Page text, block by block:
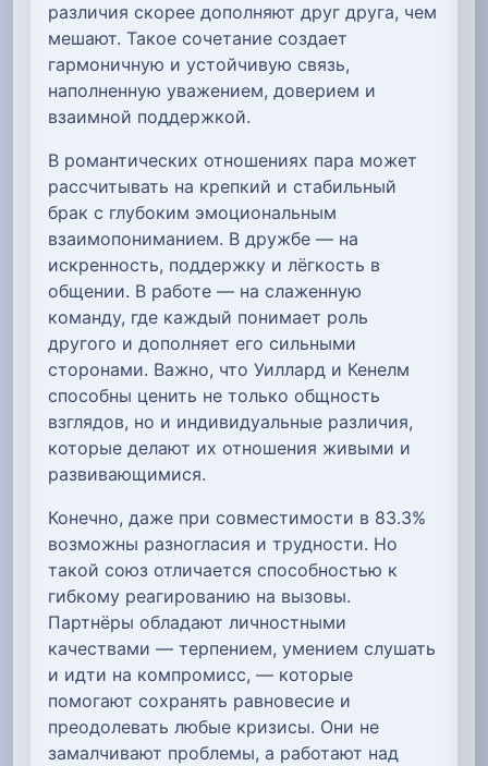
различия скорее дополняют друг друга, чем
мешают. Такое сочетание создает
гармоничную и устойчивую связь,
наполненную уважением, доверием и
взаимной поддержкой.
В романтических отношениях пара может
рассчитывать на крепкий и стабильный
брак с глубоким эмоциональным
взаимопониманием. В дружбе — на
искренность, поддержку и лёгкость в
общении. В работе — на слаженную
команду, где каждый понимает роль
другого и дополняет его сильными
сторонами. Важно, что Уиллард и Кенелм
способны ценить не только общность
взглядов, но и индивидуальные различия,
которые делают их отношения живыми и
развивающимися.
Конечно, даже при совместимости в 83.3%
возможны разногласия и трудности. Но
такой союз отличается способностью к
гибкому реагированию на вызовы.
Партнёры обладают личностными
качествами — терпением, умением слушать
и идти на компромисс, — которые
помогают сохранять равновесие и
преодолевать любые кризисы. Они не
замалчивают проблемы, а работают над